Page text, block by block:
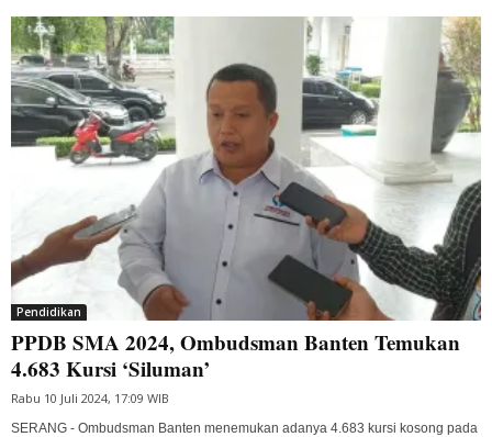
Pendidikan
PPDB SMA 2024, Ombudsman Banten Temukan
4.683 Kursi ‘Siluman’
Rabu 10 Juli 2024, 17:09 WIB
SERANG - Ombudsman Banten menemukan adanya 4.683 kursi kosong pada